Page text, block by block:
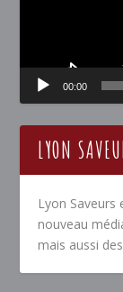
00:00
LYON
Lyon Saveurs
nouveau
mais aussi